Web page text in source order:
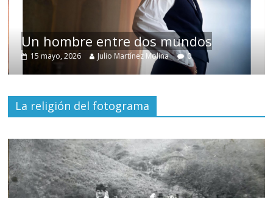
Un hombre entre dos mundos
15 mayo, 2026 Julio Martínez Molina 0
La religión del fotograma